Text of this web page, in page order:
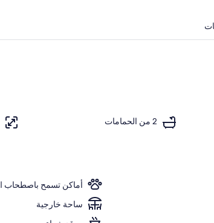
المنشأة من الداخل
2 من الحمامات
أماكن تسمح باصطحاب
ساحة خارجية